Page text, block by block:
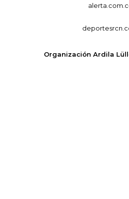
Organización Ardila